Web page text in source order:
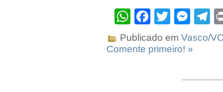
WhatsApp
Facebook
Twitter
Publicado em Vasco/
Comente primeiro! »